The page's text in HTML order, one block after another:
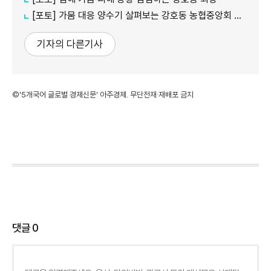
[포토] 가뭄 대응 양수기 살펴보는 강호동 농협중앙회 회장
기자의 다른기사
©'5개국어 글로벌 경제신문' 아주경제. 무단전재·재배포 금지
댓글0